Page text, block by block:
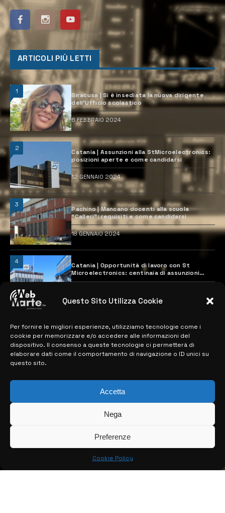
Questo Sito Utilizza Cookie
Per fornire le migliori esperienze, utilizziamo tecnologie come i
cookie per memorizzare e/o accedere alle informazioni del
dispositivo. Il consenso a queste tecnologie ci permetterà di
elaborare dati come il comportamento di navigazione o ID unici su
questo sito.
Accetta
Nega
Preferenze
Cookie Policy
ARTICOLI PIÙ LETTI
1
Siracusa | Si è insediata la nuova dirigente
dell’Ufficio scolastico
6 FEBBRAIO 2024
2
Catania | Assunzioni alla StMicroelectronics:
posizioni aperte e come candidarsi
12 GENNAIO 2024
3
Pachino | Mancano docenti alla scuola
“Calleri”: requisiti e come candidarsi
18 GENNAIO 2024
4
Catania | Opportunità di lavoro con St
Microelectronics: centinaia di assunzioni
previste
MAPPA DEL SITO
> NOTIZIE